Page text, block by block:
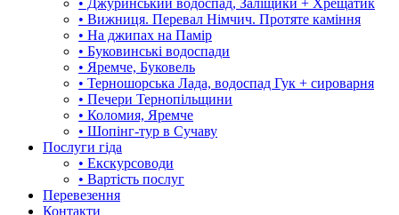
• Джуринський водоспад, Заліщики + Хрещатик
• Вижниця. Перевал Німчич. Протяте каміння
• На джипах на Памір
• Буковинські водоспади
• Яремче, Буковель
• Терношорська Лада, водоспад Гук + сироварня
• Печери Тернопільщини
• Коломия, Яремче
• Шопінг-тур в Сучаву
Послуги гіда
• Екскурсоводи
• Вартість послуг
Перевезення
Контакти